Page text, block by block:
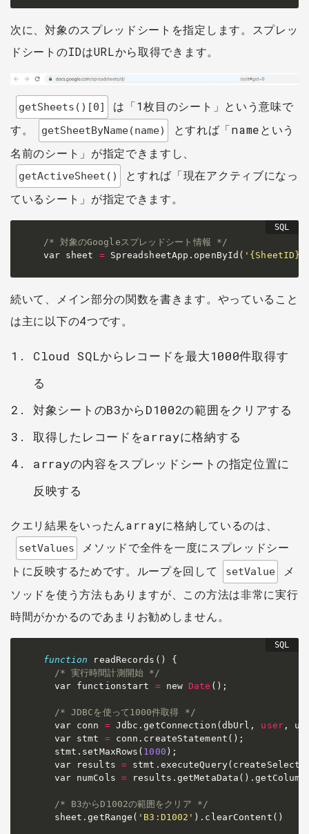
次に、対象のスプレッドシートを指定します。スプレッ
ドシートのIDはURLから取得できます。
getSheets()[0]
は「1枚目のシート」という意味で
す。
getSheetByName(name)
とすれば「nameという
名前のシート」が指定できますし、
getActiveSheet()
とすれば「現在アクティブになっ
ているシート」が指定できます。
/* 対象のGoogleスプレッドシート情報 */
var sheet = SpreadsheetApp . openById ( '{SheetID}'
続いて、メイン部分の関数を書きます。やっていること
は主に以下の4つです。
Cloud SQLからレコードを最大1000件取得す
る
対象シートのB3からD1002の範囲をクリアする
取得したレコードをarrayに格納する
arrayの内容をスプレッドシートの指定位置に
反映する
クエリ結果をいったんarrayに格納しているのは、
setValues
メソッドで全件を一度にスプレッドシー
トに反映するためです。ループを回して
setValue
メ
ソッドを使う方法もありますが、この方法は非常に実行
時間がかかるのであまりお勧めしません。
function readRecords ( )
{
/* 実行時間計測開始 */
  var functionstart
= new Date ( ) ;
/* JDBCを使って1000件取得 */
  var conn
= Jdbc .getConnection ( dbUrl , user,
  var stmt
= conn . createStatement ( ) ;
  stmt
. setMaxRows ( 1000 ) ;
  var results
= stmt . executeQuery(
  var numCols
= results . getMetaData ( ) .
/* B3からD1002の範囲をクリア */
  sheet
.getRange ( 'B3:D1002' ) . clearContent ( )